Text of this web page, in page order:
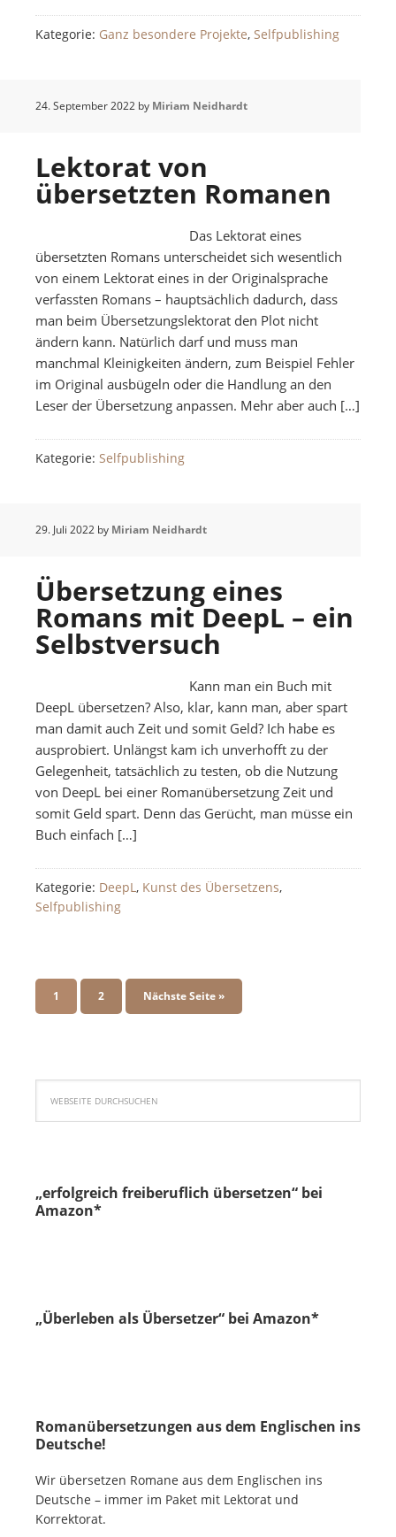
Kategorie: Ganz besondere Projekte, Selfpublishing
24. September 2022 by Miriam Neidhardt
Lektorat von
übersetzten Romanen
Das Lektorat eines
übersetzten Romans unterscheidet sich wesentlich
von einem Lektorat eines in der Originalsprache
verfassten Romans – hauptsächlich dadurch, dass
man beim Übersetzungslektorat den Plot nicht
ändern kann. Natürlich darf und muss man
manchmal Kleinigkeiten ändern, zum Beispiel Fehler
im Original ausbügeln oder die Handlung an den
Leser der Übersetzung anpassen. Mehr aber auch […]
Kategorie: Selfpublishing
29. Juli 2022 by Miriam Neidhardt
Übersetzung eines
Romans mit DeepL – ein
Selbstversuch
Kann man ein Buch mit
DeepL übersetzen? Also, klar, kann man, aber spart
man damit auch Zeit und somit Geld? Ich habe es
ausprobiert. Unlängst kam ich unverhofft zu der
Gelegenheit, tatsächlich zu testen, ob die Nutzung
von DeepL bei einer Romanübersetzung Zeit und
somit Geld spart. Denn das Gerücht, man müsse ein
Buch einfach […]
Kategorie: DeepL, Kunst des Übersetzens,
Selfpublishing
1 2 Nächste Seite »
„erfolgreich freiberuflich übersetzen“ bei
Amazon*
„Überleben als Übersetzer“ bei Amazon*
Romanübersetzungen aus dem Englischen ins
Deutsche!
Wir übersetzen Romane aus dem Englischen ins
Deutsche – immer im Paket mit Lektorat und
Korrektorat.